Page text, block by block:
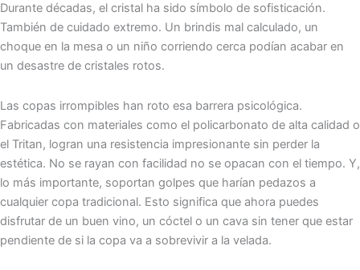
Durante décadas, el cristal ha sido símbolo de sofisticación.
También de cuidado extremo. Un brindis mal calculado, un
choque en la mesa o un niño corriendo cerca podían acabar en
un desastre de cristales rotos.
Las copas irrompibles han roto esa barrera psicológica.
Fabricadas con materiales como el policarbonato de alta calidad o
el Tritan, logran una resistencia impresionante sin perder la
estética. No se rayan con facilidad no se opacan con el tiempo. Y,
lo más importante, soportan golpes que harían pedazos a
cualquier copa tradicional. Esto significa que ahora puedes
disfrutar de un buen vino, un cóctel o un cava sin tener que estar
pendiente de si la copa va a sobrevivir a la velada.